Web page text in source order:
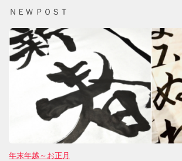
ＮＥＷ ＰＯＳＴ
年末年越～お正月